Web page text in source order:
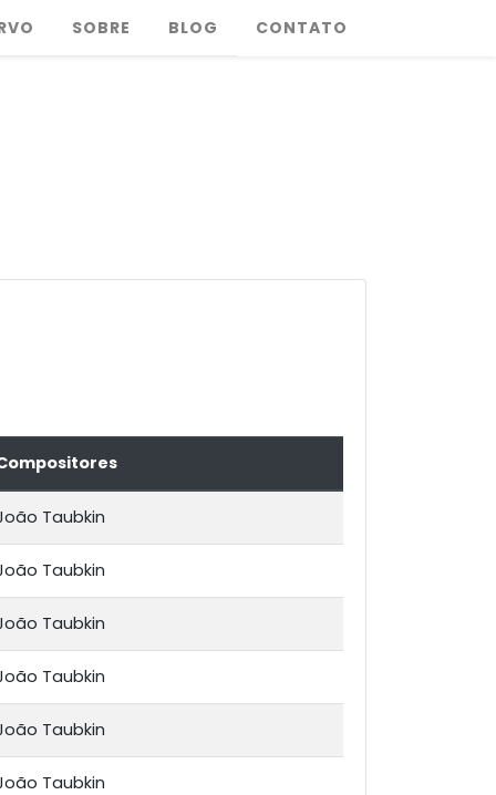
SOBRE BLOG CONTATO
Taubkin
Taubkin
Taubkin
Taubkin
Taubkin
Taubkin